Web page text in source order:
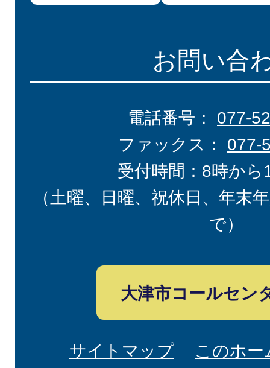
お問い合
電話番号： 077-
ファックス： 077-
受付時間：8時から
（土曜、日曜、祝休日、年末
で）
大津市コールセン
サイトマップ このホ